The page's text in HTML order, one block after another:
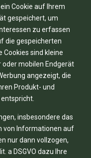
Cookie auf Ihrem
gespeichert, um
zu erfassen
die gespeicherten
Cookies sind kleine
mobilen Endgerät
angezeigt, die
Produkt- und
insbesondere das
von Informationen auf
nur dann vollzogen,
a DSGVO dazu Ihre